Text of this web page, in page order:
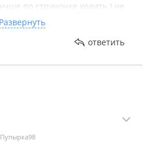
по струночке ходить ) не
) побочка от клопов до сих
….
Развернуть
ответить
Пупырка98